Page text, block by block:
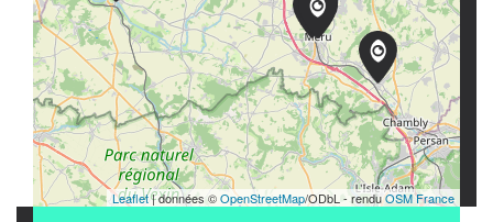
Leaflet| données ©OpenStreetMap/ODbL - renduOSM France